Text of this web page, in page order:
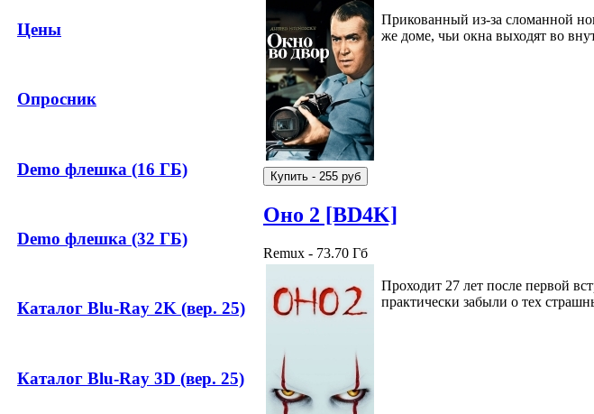
Цены
Опросник
Demo флешка (16 ГБ)
Demo флешка (32 ГБ)
Каталог Blu-Ray 2K (вер. 25)
Каталог Blu-Ray 3D (вер. 25)
Прикованный из-за сломанной
же доме, чьи окна выходят во
Оно 2 [BD4K]
Remux - 73.70 Гб
Проходит 27 лет после первой
практически забыли о тех